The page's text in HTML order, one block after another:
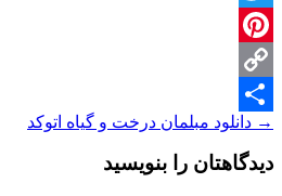
Twitter
Pinterest
Copy
Link
Share
ناوبری
نوشته
→ دانلود مبلمان درخت و گیاه اتوکد
دیدگاهتان را بنویسید